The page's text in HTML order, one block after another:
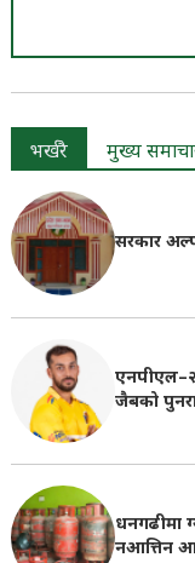
भर्खरै मुख्य
सरकार
जैबको
धनगढीमा
नआत्तिन